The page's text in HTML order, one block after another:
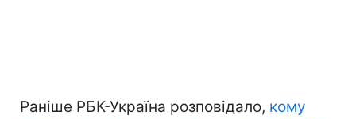
Раніше РБК-Україна розповідало, кому